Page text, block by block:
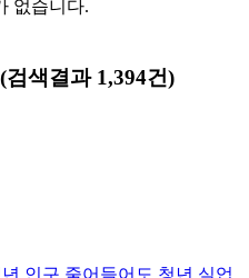
없습니다.
(검색결과 1,394건)